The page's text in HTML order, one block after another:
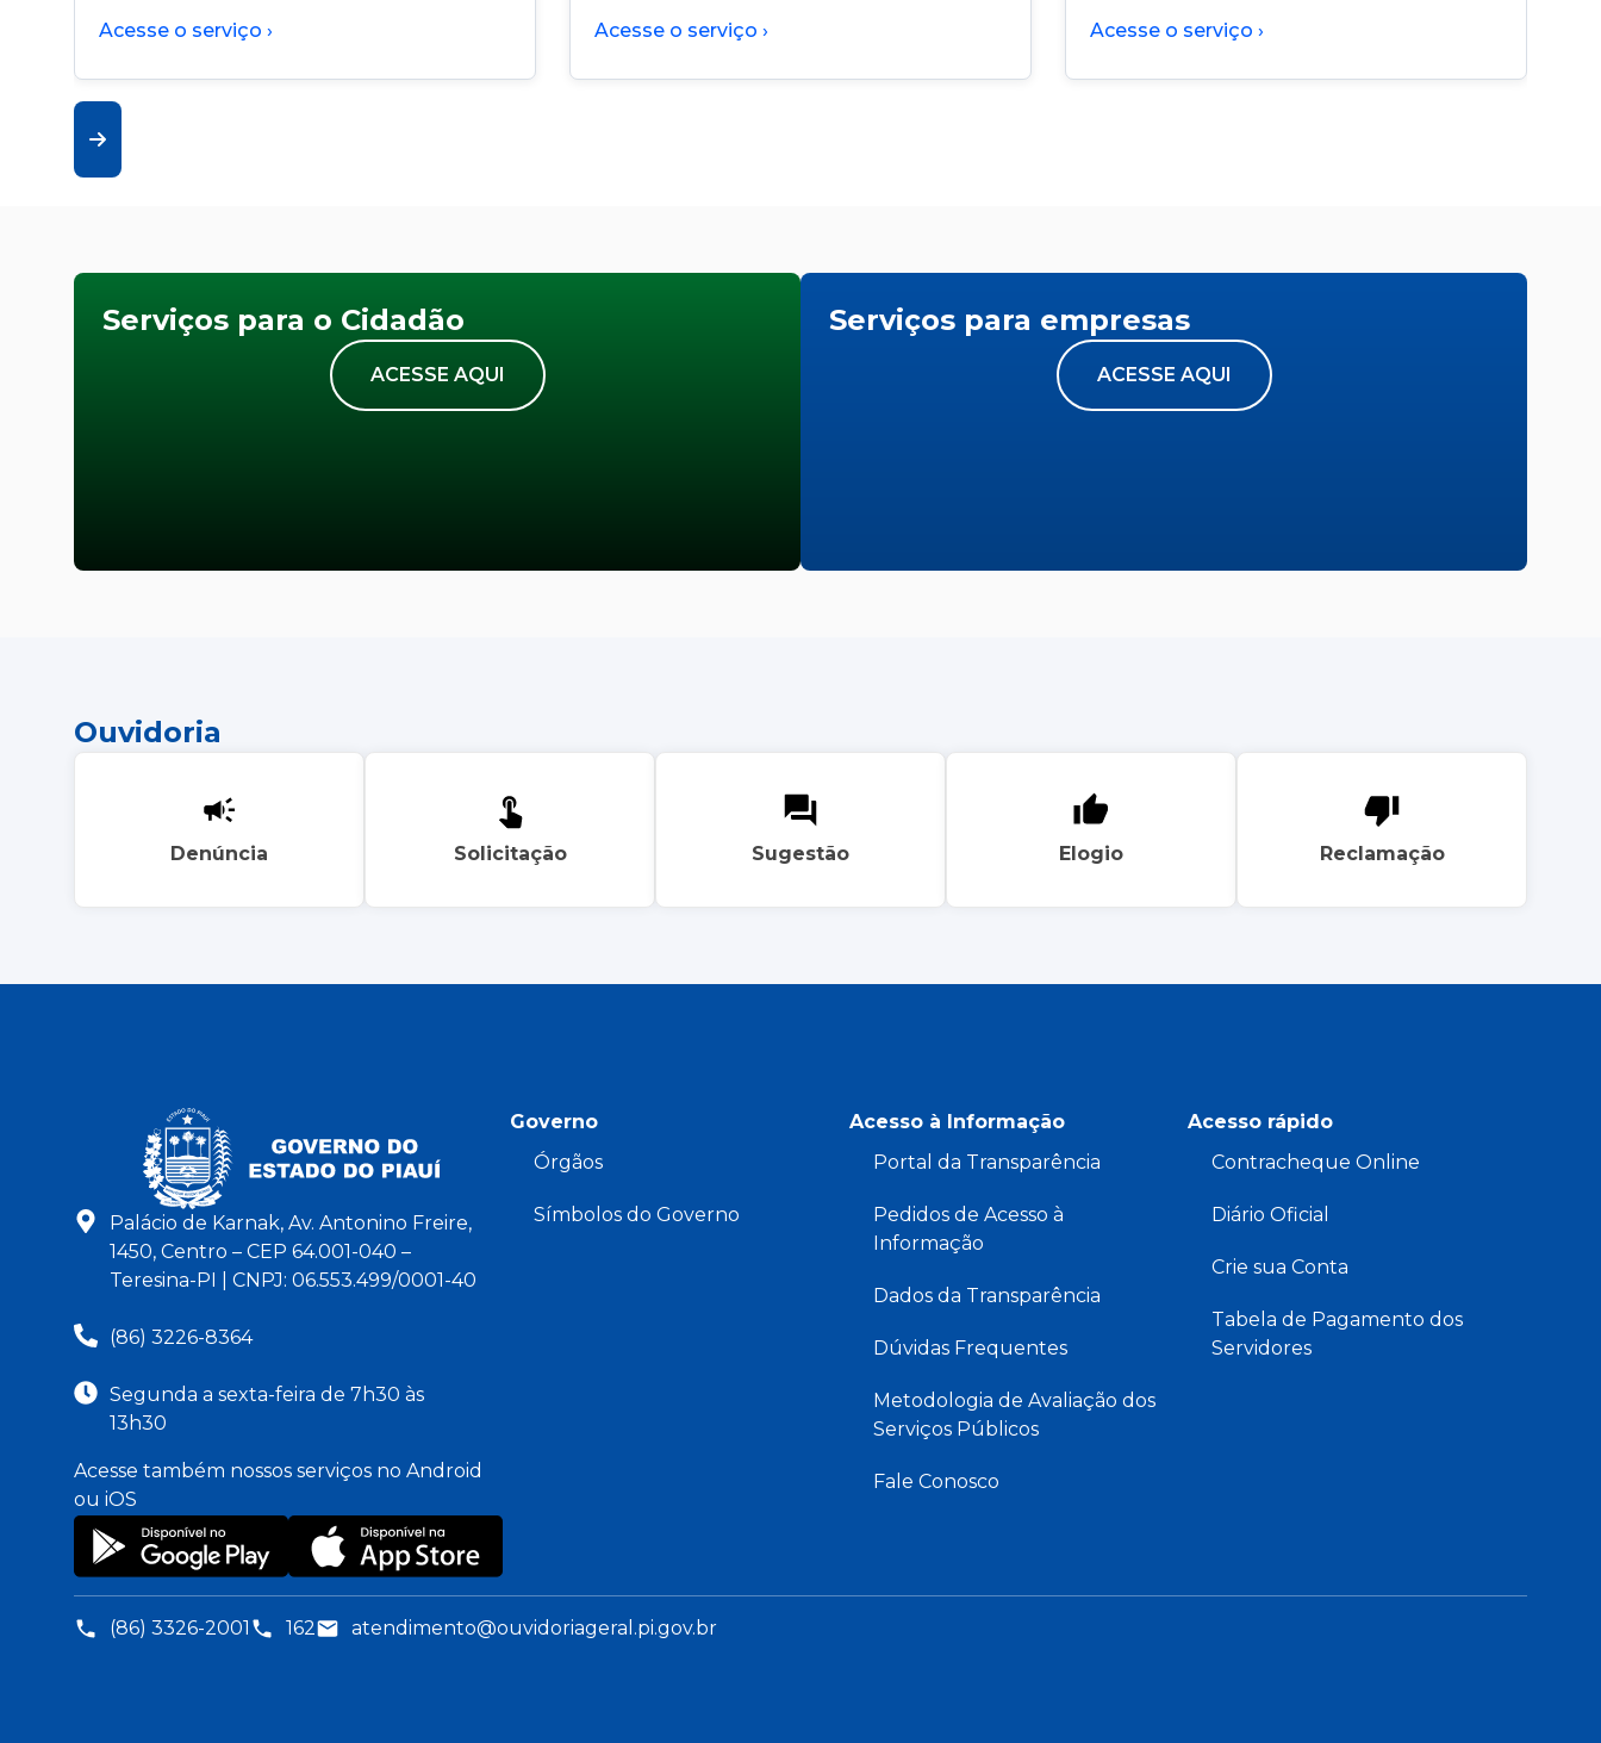
Acesse o serviço › Acesse o serviço › Acesse o serviço ›
Serviços para o Cidadão
ACESSE AQUI
Serviços para empresas
ACESSE AQUI
Ouvidoria
Denúncia Solicitação Sugestão Elogio Reclamação
Palácio de Karnak, Av. Antonino Freire,
1450, Centro – CEP 64.001-040 –
Teresina-PI | CNPJ: 06.553.499/0001-40
(86) 3226-8364
Segunda a sexta-feira de 7h30 às
13h30
Acesse também nossos serviços no Android
ou iOS
Governo
Órgãos
Símbolos do Governo
Acesso à Informação
Portal da Transparência
Pedidos de Acesso à
Informação
Dados da Transparência
Dúvidas Frequentes
Metodologia de Avaliação dos
Serviços Públicos
Fale Conosco
Acesso rápido
Contracheque Online
Diário Oficial
Crie sua Conta
Tabela de Pagamento dos
Servidores
(86) 3326-2001 162 atendimento@ouvidoriageral.pi.gov.br